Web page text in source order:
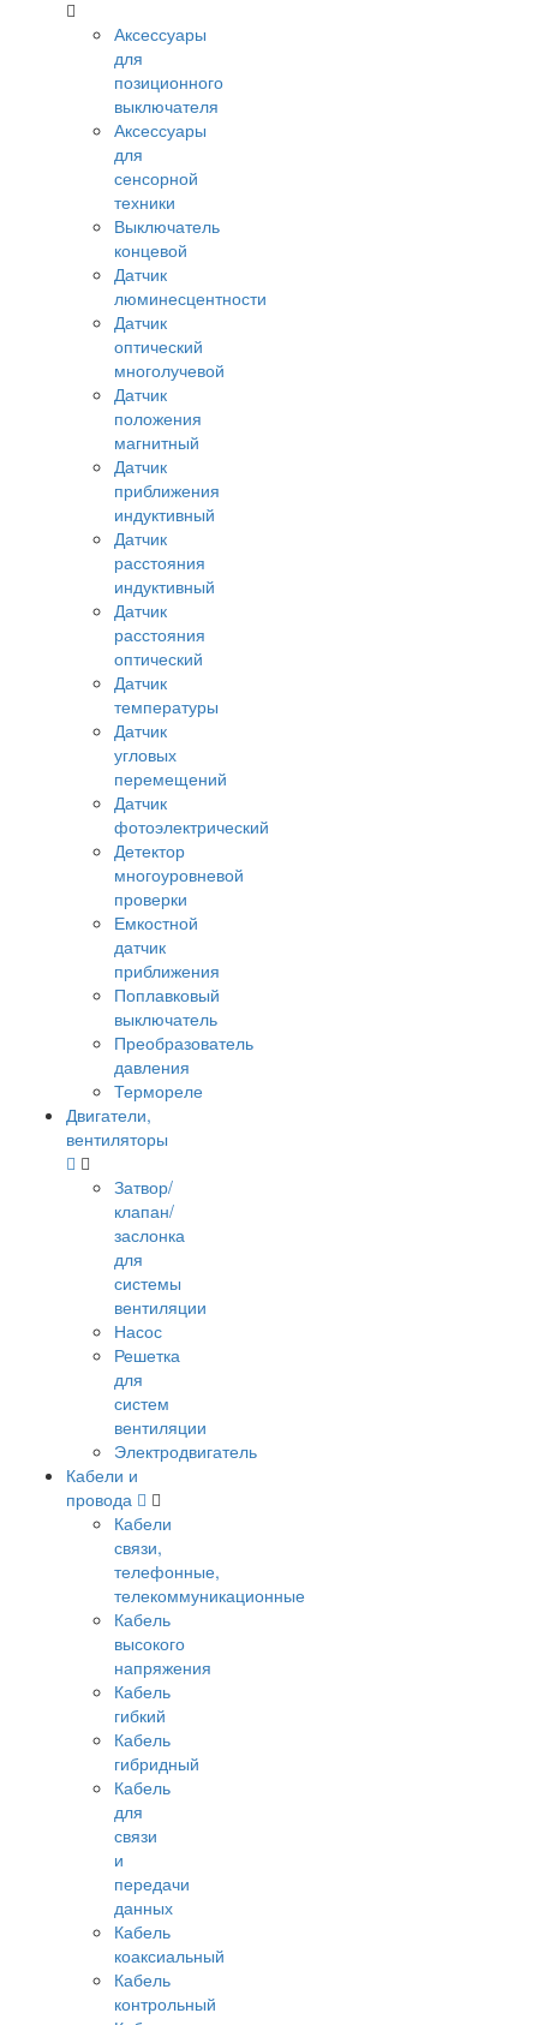
Аксессуары
для
позиционного
выключателя
Аксессуары
для
сенсорной
техники
Выключатель
концевой
Датчик
люминесцентности
Датчик
оптический
многолучевой
Датчик
положения
магнитный
Датчик
приближения
индуктивный
Датчик
расстояния
индуктивный
Датчик
расстояния
оптический
Датчик
температуры
Датчик
угловых
перемещений
Датчик
фотоэлектрический
Детектор
многоуровневой
проверки
Емкостной
датчик
приближения
Поплавковый
выключатель
Преобразователь
давления
Термореле
Двигатели,
вентиляторы
Затвор/
клапан/
заслонка
для
системы
вентиляции
Насос
Решетка
для
систем
вентиляции
Электродвигатель
Кабели и
провода
Кабели
связи,
телефонные,
телекоммуникационные
Кабель
высокого
напряжения
Кабель
гибкий
Кабель
гибридный
Кабель
для
связи
и
передачи
данных
Кабель
коаксиальный
Кабель
контрольный